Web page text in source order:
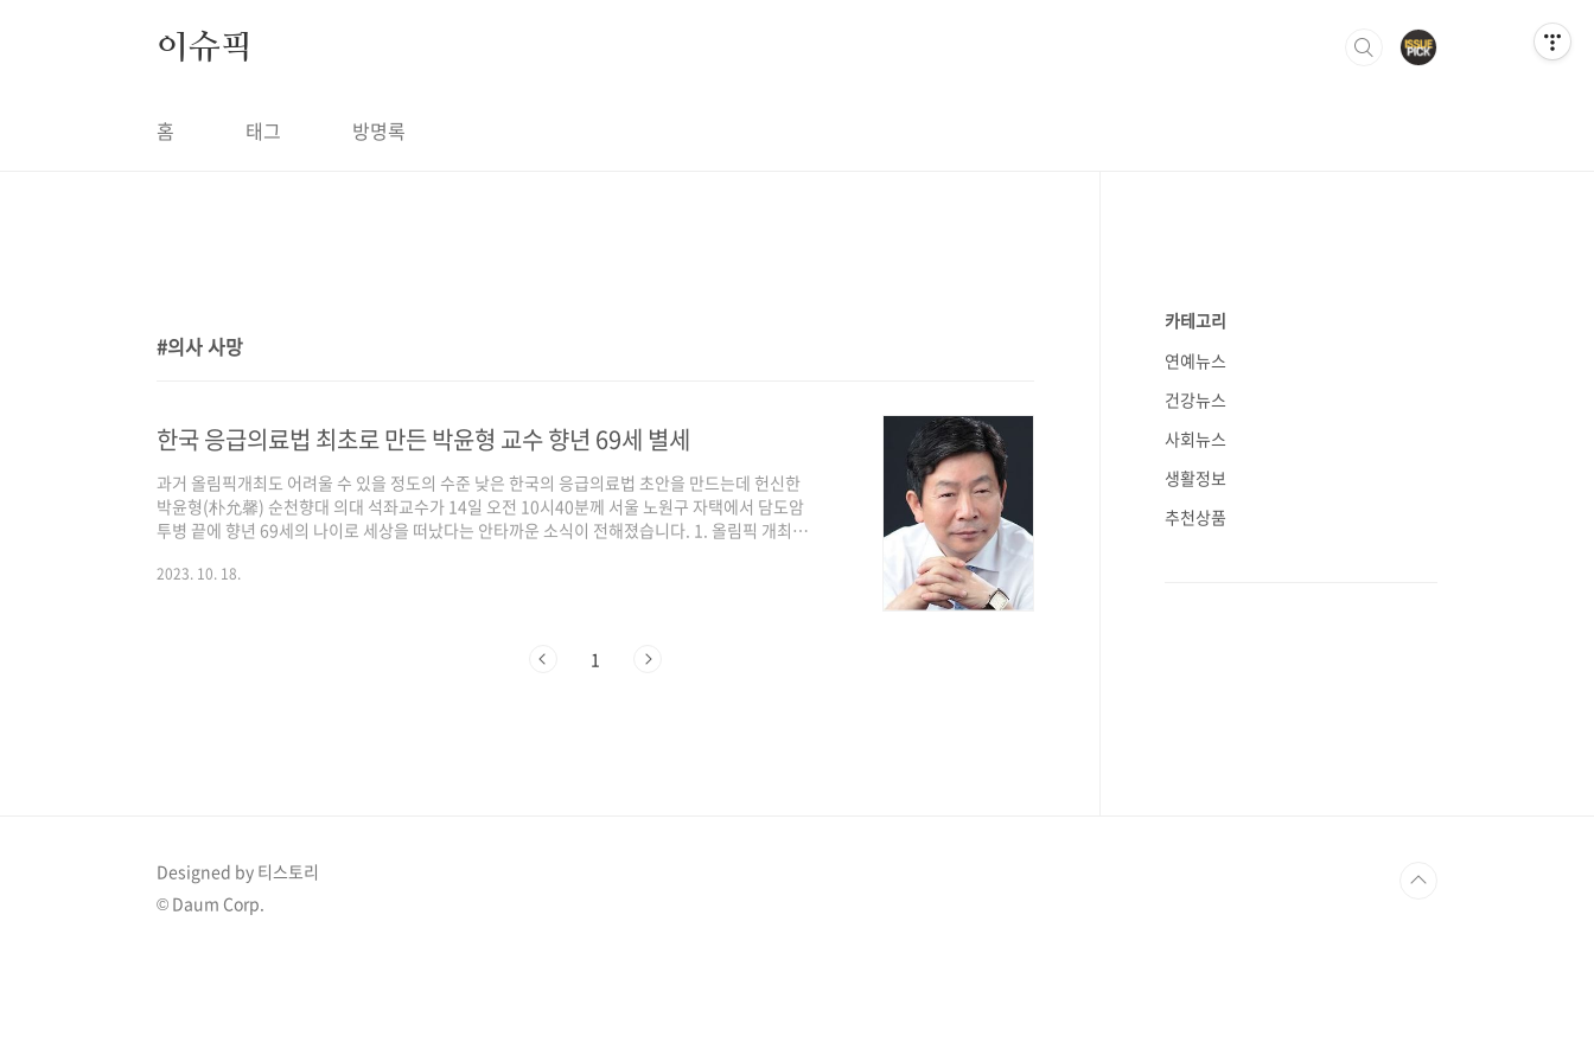
이슈픽
홈 태그 방명록
의사 사망
한국 응급의료법 최초로 만든 박윤형 교수 향년 69세 별세
과거 올림픽개최도 어려울 수 있을 정도의 수준 낮은 한국의 응급의료법 초안을 만드는데 헌신한
박윤형(朴允馨) 순천향대 의대 석좌교수가 14일 오전 10시40분께 서울 노원구 자택에서 담도암
투병 끝에 향년 69세의 나이로 세상을 떠났다는 안타까운 소식이 전해졌습니다. 1. 올림픽 개최도
만큼 엉망이던 한국의 응급의료는 1994년 응급의료법 제정을 계기로 비약적으로 발전을 거듭 권
2023. 10. 18.
1
카테고리
연예뉴스
건강뉴스
사회뉴스
생활정보
추천상품
Designed by 티스토리
© Daum Corp.